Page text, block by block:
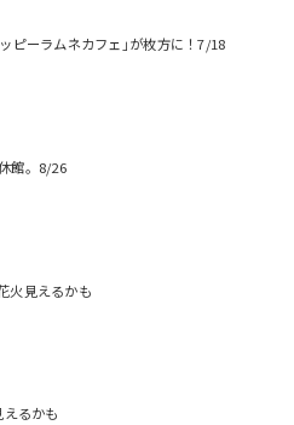
ピーラムネカフェ｣が枚方に！7/18
館。8/26
火見えるかも
るかも